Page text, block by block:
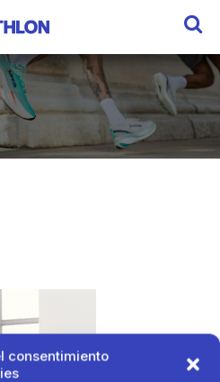
consentimiento